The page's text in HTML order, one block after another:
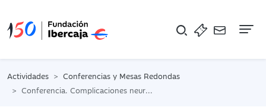
Actividades
Conferencias y Mesas Redondas
Conferencia. Complicaciones neurológicas del covid 19